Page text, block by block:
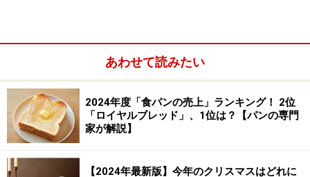
ナガタユイさん
あわせて読みたい
2024年度「食パンの売上」ランキング！ 2位
「ロイヤルブレッド」、1位は？【パンの専門
家が解説】
【2024年最新版】今年のクリスマスはどれに